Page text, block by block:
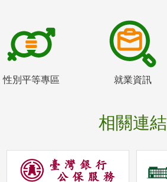
性別平等專區 就業資訊
相關連結